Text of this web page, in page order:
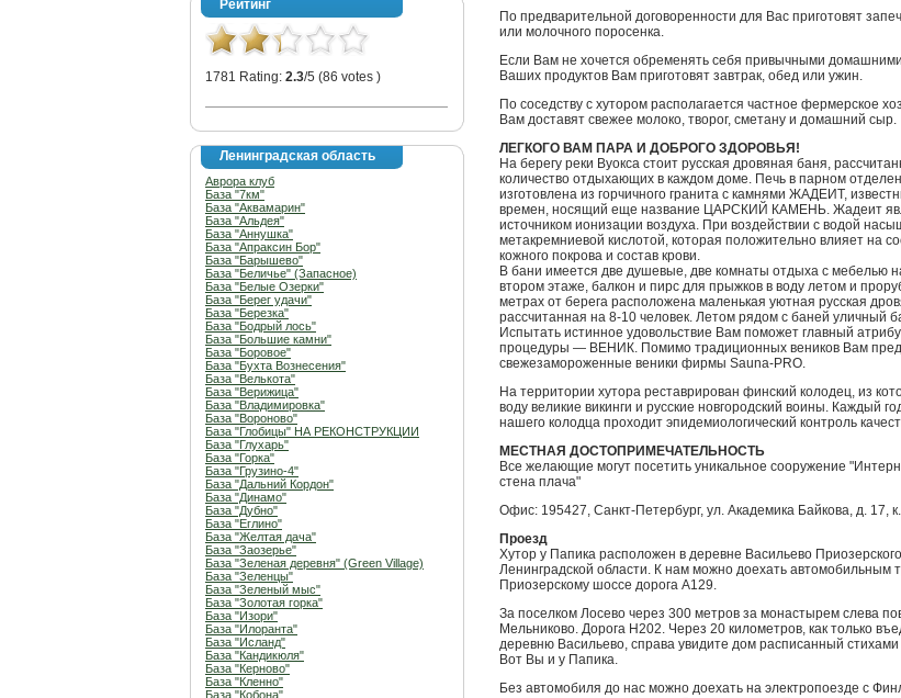
Рейтинг
1781 Rating: 2.3/5 (86 votes )
Ленинградская область
Аврора клуб
База "7км"
База "Аквамарин"
База "Альдея"
База "Аннушка"
База "Апраксин Бор"
База "Барышево"
База "Беличье" (Запасное)
База "Белые Озерки"
База "Берег удачи"
База "Березка"
База "Бодрый лось"
База "Большие камни"
База "Боровое"
База "Бухта Вознесения"
База "Велькота"
База "Верижица"
База "Владимировка"
База "Вороново"
База "Глобицы" НА РЕКОНСТРУКЦИИ
База "Глухарь"
База "Горка"
База "Грузино-4"
База "Дальний Кордон"
База "Динамо"
База "Дубно"
База "Еглино"
База "Желтая дача"
База "Заозерье"
База "Зеленая деревня" (Green Village)
База "Зеленцы"
База "Зеленый мыс"
База "Золотая горка"
База "Изори"
База "Илоранта"
База "Исланд"
База "Кандикюля"
База "Керново"
База "Кленно"
База "Кобона"
По предварительной договоренности для Вас приготовят
или молочного поросенка.
Если Вам не хочется обременять себя привычными
Ваших продуктов Вам приготовят завтрак, обед или ужин.
По соседству с хутором располагается частное фермерское
Вам доставят свежее молоко, творог, сметану и домашний сыр.
ЛЕГКОГО ВАМ ПАРА И ДОБРОГО ЗДОРОВЬЯ!
На берегу реки Вуокса стоит русская дровяная баня,
количество отдыхающих в каждом доме. Печь в парном
изготовлена из горчичного гранита с камнями ЖАДЕИТ,
времен, носящий еще название ЦАРСКИЙ КАМЕНЬ. Жадеит
источником ионизации воздуха. При воздействии с водой
метакремниевой кислотой, которая положительно влияет на
кожного покрова и состав крови.
В бани имеется две душевые, две комнаты отдыха с мебелью
втором этаже, балкон и пирс для прыжков в воду летом и
метрах от берега расположена маленькая уютная русская
рассчитанная на 8-10 человек. Летом рядом с баней уличный
Испытать истинное удовольствие Вам поможет главный
процедуры — ВЕНИК. Помимо традиционных веников Вам
свежезамороженные веники фирмы Sauna-PRO.
На территории хутора реставрирован финский колодец, из
воду великие викинги и русские новгородский воины. Каждый
нашего колодца проходит эпидемиологический контроль
МЕСТНАЯ ДОСТОПРИМЕЧАТЕЛЬНОСТЬ
Все желающие могут посетить уникальное сооружение
стена плача"
Офис: 195427, Санкт-Петербург, ул. Академика Байкова, д. 17,
Проезд
Хутор у Папика расположен в деревне Васильево
Ленинградской области. К нам можно доехать автомобильным
Приозерскому шоссе дорога А129.
За поселком Лосево через 300 метров за монастырем слева
Мельниково. Дорога Н202. Через 20 километров, как только
деревню Васильево, справа увидите дом расписанный стихами
Вот Вы и у Папика.
Без автомобиля до нас можно доехать на электропоезде с